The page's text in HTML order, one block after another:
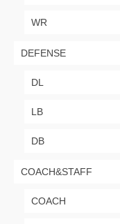
WR
DEFENSE
DL
LB
DB
COACH&STAFF
COACH